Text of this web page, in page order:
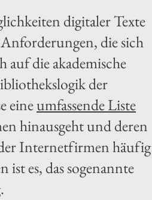
digitaler Texte
die sich
auf die akademische
der
eineumfassende Liste
hinausgeht und deren
der Internetfirmen häufig
es, das sogenannte